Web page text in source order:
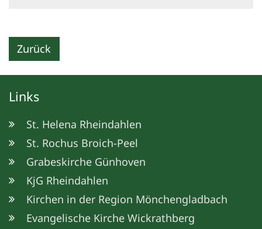
Zurück
Links
St. Helena Rheindahlen
St. Rochus Broich-Peel
Grabeskirche Günhoven
KjG Rheindahlen
Kirchen in der Region Mönchengladbach
Evangelische Kirche Wickrathberg